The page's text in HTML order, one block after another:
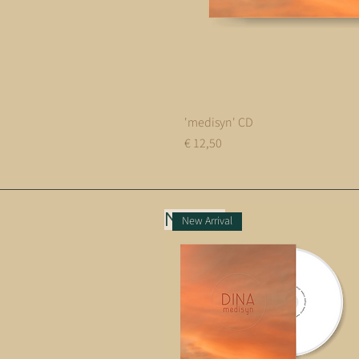
'medisyn' CD
Prijs
€ 12,50
MUSIC
New Arrival